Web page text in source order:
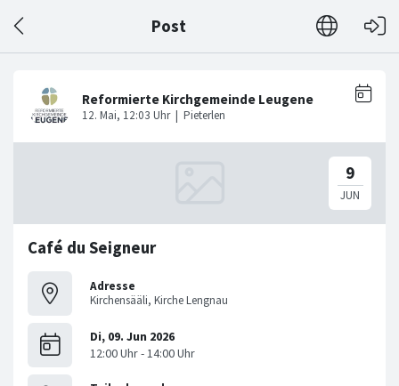
Post
Café du Seigneur
Adresse
Kirchensääli, Kirche Lengnau